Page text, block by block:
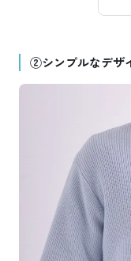
②シンプルなデザ